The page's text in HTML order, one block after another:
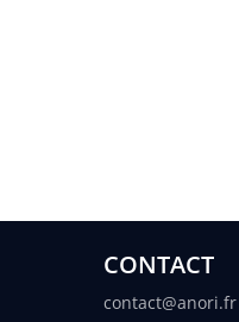
CONTACT
contact@anori.fr